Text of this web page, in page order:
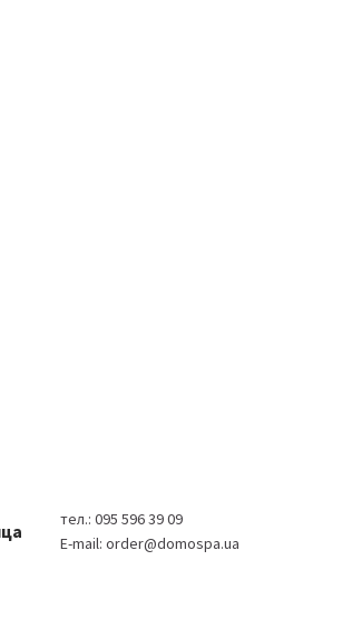
тел.: 095 596 39 09
E-mail: order@domospa.ua